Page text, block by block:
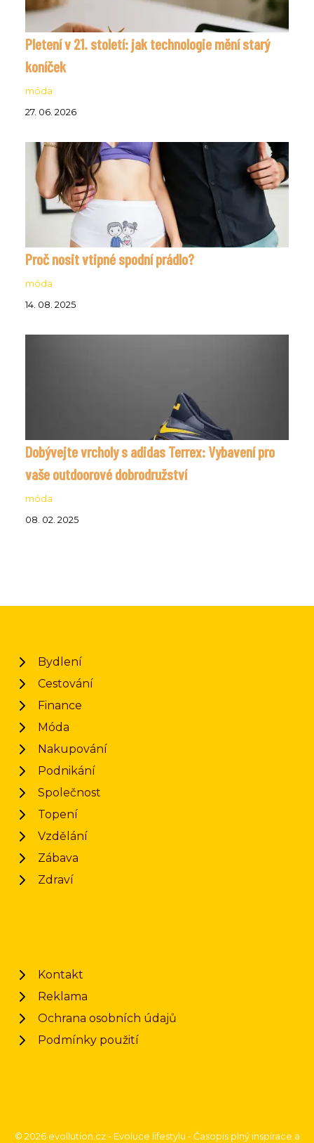
Pletení v 21. století: jak technologie mění starý
koníček
móda
27. 06. 2026
Proč nosit vtipné spodní prádlo?
móda
14. 08. 2025
Dobývejte vrcholy s adidas Terrex: Vybavení pro
vaše outdoorové dobrodružství
móda
08. 02. 2025
Bydlení
Cestování
Finance
Móda
Nakupování
Podnikání
Společnost
Topení
Vzdělání
Zábava
Zdraví
Kontakt
Reklama
Ochrana osobních údajů
Podmínky použití
© 2026 evollution.cz - Evoluce lifestylu - Časopis plný inspirace a